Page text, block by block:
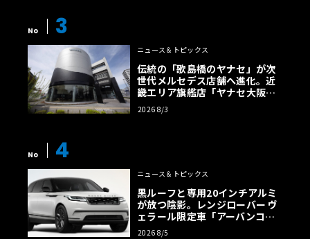
No 3
ニュース＆トピックス
伝統の「歌島橋のヤナセ」が次
世代メルセデス店舗へ進化。近
畿エリア旗艦店「ヤナセ大阪支
店」がリニューアル
2026 8/3
No 4
ニュース＆トピックス
黒ルーフと専用20インチアルミ
が放つ陰影。レンジローバー ヴ
ェラール限定車「アーバンコン
トラスト・エディション」登場
2026 8/5